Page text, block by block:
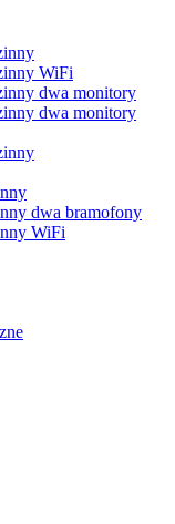
WiFi
dwa monitory
dwa monitory
dwa bramofony
WiFi